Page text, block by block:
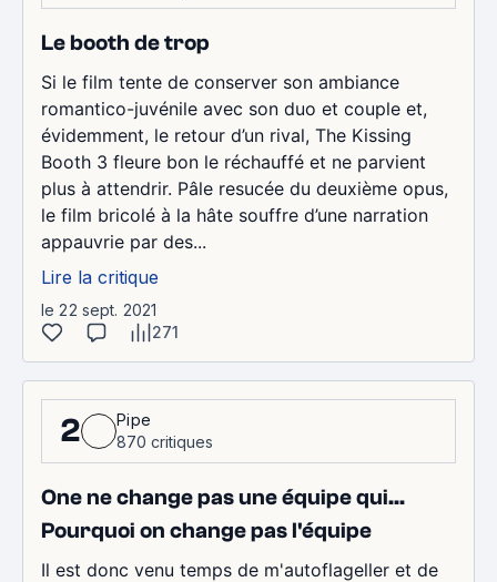
Le booth de trop
Si le film tente de conserver son ambiance
romantico-juvénile avec son duo et couple et,
évidemment, le retour d’un rival, The Kissing
Booth 3 fleure bon le réchauffé et ne parvient
plus à attendrir. Pâle resucée du deuxième opus,
le film bricolé à la hâte souffre d’une narration
appauvrie par des...
Lire la critique
le 22 sept. 2021
271
2
Pipe
870 critiques
One ne change pas une équipe qui...
Pourquoi on change pas l'équipe
Il est donc venu temps de m'autoflageller et de